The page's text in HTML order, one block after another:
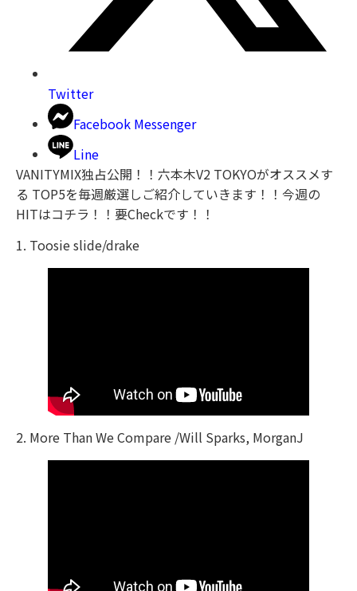
Twitter
Facebook Messenger
Line
VANITYMIX独占公開！！六本木V2 TOKYOがオススメす
る TOP5を毎週厳選しご紹介していきます！！今週の
HITはコチラ！！要Checkです！！
1. Toosie slide/drake
2. More Than We Compare /Will Sparks, MorganJ